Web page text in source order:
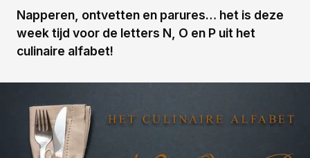
Napperen, ontvetten en parures… het is deze
week tijd voor de letters N, O en P uit het
culinaire alfabet!